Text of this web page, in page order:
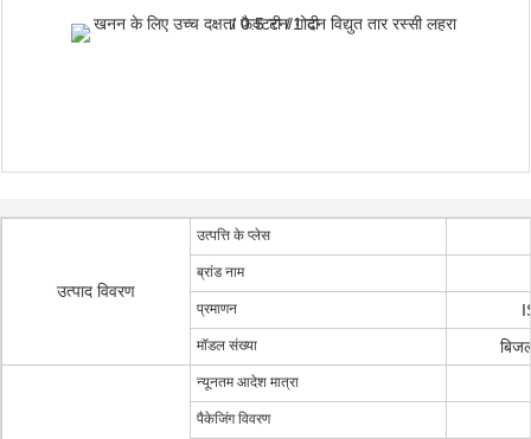
उत्पाद विवरण
उत्पत्ति के प्लेस
ब्रांड नाम
प्रमाणन
मॉडल संख्या
न्यूनतम आदेश मात्रा
पैकेजिंग विवरण